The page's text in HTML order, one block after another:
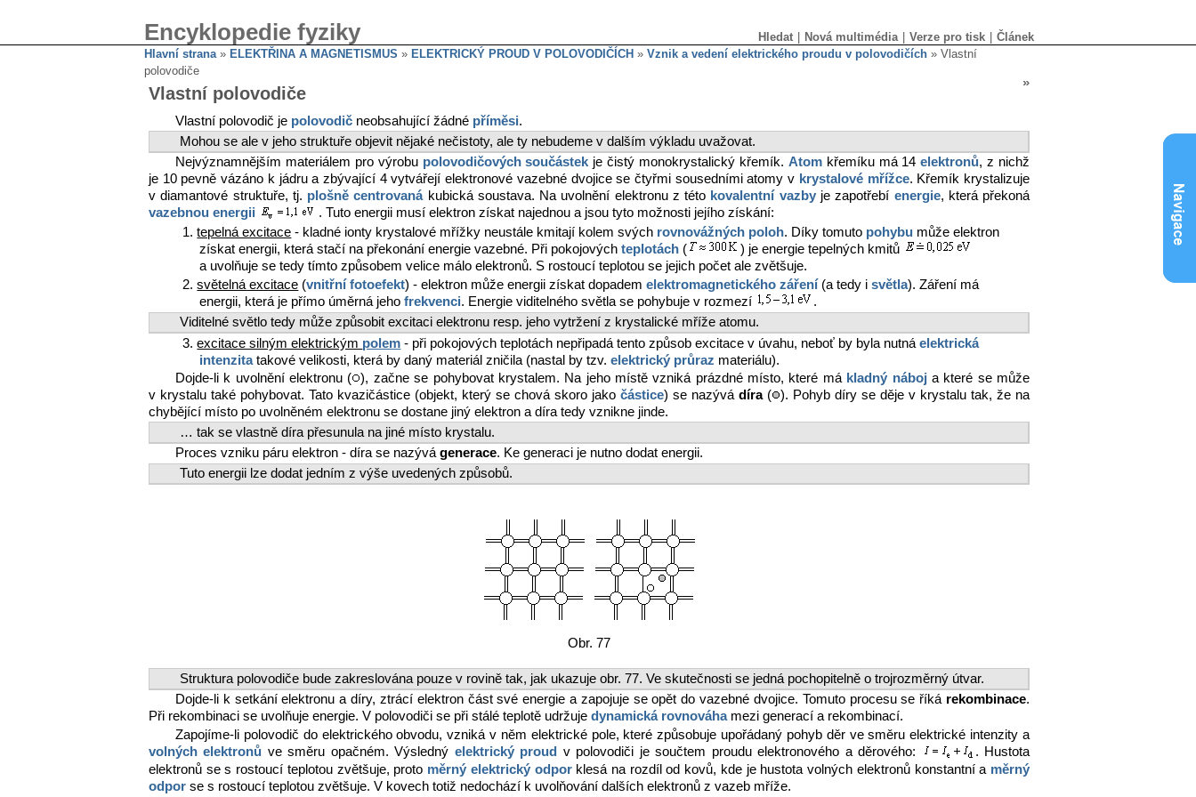
Encyklopedie fyziky Hledat Nová multimédia Verze pro tisk
Článek
Hlavní strana» ELEKTŘINA A MAGNETISMUS » ELEKTRICKÝ PROUD V POLOVODIČÍCH » Vznik a vedení elektrického proudu v polovodičích » Vlastní
polovodiče
»
Vlastní polovodiče
Vlastní polovodič je polovodič neobsahující žádné příměsi.
Mohou se ale v jeho struktuře objevit nějaké nečistoty, ale ty nebudeme v dalším výkladu uvažovat.
Nejvýznamnějším materiálem pro výrobu polovodičových součástek je čistý monokrystalický křemík. Atomkřemíku má 14elektronů, z nichž
je 10 pevně vázáno k jádru a zbývající 4 vytvářejí elektronové vazebné dvojice se čtyřmi sousedními atomy v krystalové mřížce. Křemík krystalizuje
v diamantové struktuře, tj. plošně centrovanákubická soustava. Na uvolnění elektronu z této kovalentní vazbyje zapotřebí energie, která překoná
vazebnou energii
. Tuto energii musí elektron získat najednou a jsou tyto možnosti jejího získání:
1.tepelná excitace - kladné ionty krystalové mřížky neustále kmitají kolem svých rovnovážných poloh. Díky tomuto pohybu může elektron
získat energii, která stačí na překonání energie vazebné. Při pokojovýchteplotách (
) je energie tepelných kmitů
a uvolňuje se tedy tímto způsobem velice málo elektronů. S rostoucí teplotou se jejich počet ale zvětšuje.
2.světelná excitace (vnitřní fotoefekt) - elektron může energii získat dopademelektromagnetického záření (a tedy isvětla). Záření má
energii, která je přímo úměrná jehofrekvenci. Energie viditelného světla se pohybuje v rozmezí
.
Viditelné světlo tedy může způsobit excitaci elektronu resp. jeho vytržení z krystalické mříže atomu.
3.excitace silným elektrickým polem - při pokojových teplotách nepřipadá tento způsob excitace v úvahu, neboť by byla nutnáelektrická
intenzitatakové velikosti, která by daný materiál zničila (nastal by tzv.elektrický průraz materiálu).
Dojde-li k uvolnění elektronu (
), začne se pohybovat krystalem. Na jeho místě vzniká prázdné místo, které má kladný náboj a které se může
v krystalu také pohybovat. Tato kvazičástice (objekt, který se chová skoro jako částice) se nazývá díra(
). Pohyb díry se děje v krystalu tak, že na
chybějící místo po uvolněném elektronu se dostane jiný elektron a díra tedy vznikne jinde.
… tak se vlastně díra přesunula na jiné místo krystalu.
Proces vzniku páru elektron - díra se nazývágenerace. Ke generaci je nutno dodat energii.
Tuto energii lze dodat jedním z výše uvedených způsobů.
Obr. 77
Struktura polovodiče bude zakreslována pouze v rovině tak, jak ukazuje obr. 77. Ve skutečnosti se jedná pochopitelně o trojrozměrný útvar.
Dojde-li k setkání elektronu a díry, ztrácí elektron část své energie a zapojuje se opět do vazebné dvojice. Tomuto procesu se říká rekombinace.
Při rekombinaci se uvolňuje energie. V polovodiči se při stálé teplotě udržuje dynamická rovnováhamezi generací a rekombinací.
Zapojíme-li polovodič do elektrického obvodu, vzniká v něm elektrické pole, které způsobuje upořádaný pohyb děr ve směru elektrické intenzity a
volných elektronů ve směru opačném. Výsledný elektrický proud v polovodiči je součtem proudu elektronového a děrového:
. Hustota
elektronů se s rostoucí teplotou zvětšuje, proto měrný elektrický odporklesá na rozdíl od kovů, kde je hustota volných elektronů konstantní a měrný
odpor se s rostoucí teplotou zvětšuje. V kovech totiž nedochází k uvolňování dalších elektronů z vazeb mříže.